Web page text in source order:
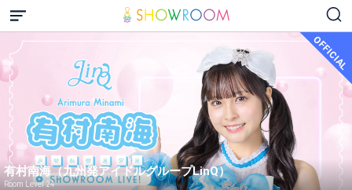
OFFICIAL
有村南海（九州発アイドルグループLinQ）
Room Level 24